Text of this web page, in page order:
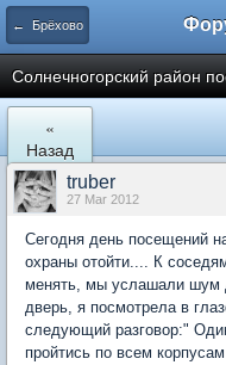
← Брёхово
Cолнечногорский район
«
Назад
truber
27 Mar 2012
Сегодня день посещений
охраны отойти.... К
менять, мы услашали шум
дверь, я посмотрела в
следующий разговор:"
пройтись по всем